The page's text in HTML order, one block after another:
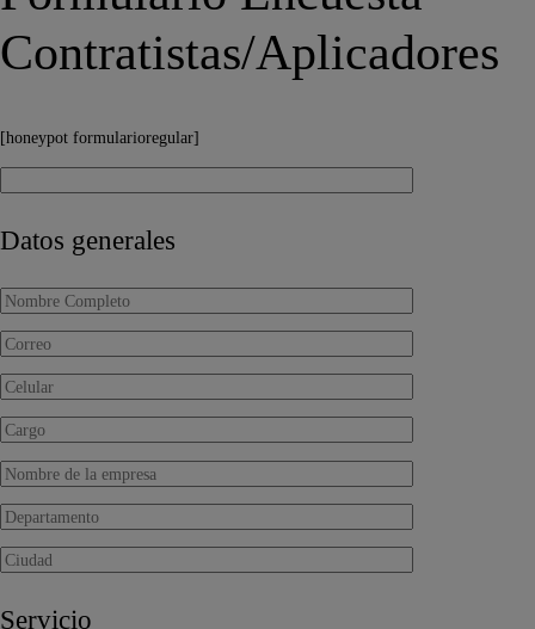
Contratistas/Aplicadores
[honeypot formularioregular]
Datos generales
Servicio